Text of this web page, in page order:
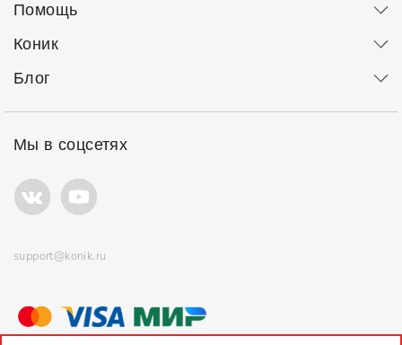
Помощь
Коник
Блог
Мы в соцсетях
support@konik.ru